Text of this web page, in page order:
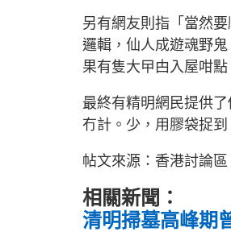
另有網友則指「當然
邏輯，仙人成遊魂野
果有隻大曱甴入屋咁點
最終有精明網民提供
冇計。少，用膠袋捉到
帖文來源：香港討論區
相關新聞：
清明掃墓高峰期